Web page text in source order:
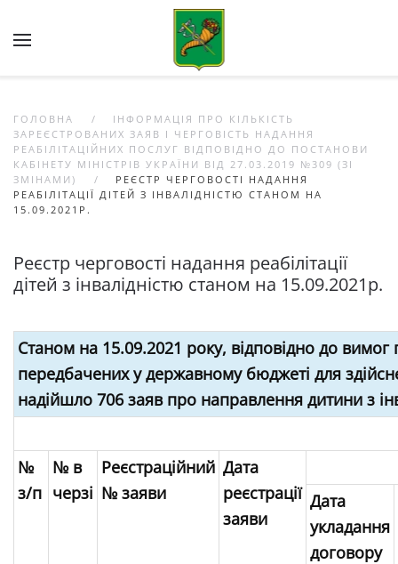
Skip to main content
ГОЛОВНА
ІНФОРМАЦІЯ ПРО КІЛЬКІСТЬ
ЗАРЕЄСТРОВАНИХ ЗАЯВ І ЧЕРГОВІСТЬ НАДАННЯ
РЕАБІЛІТАЦІЙНИХ ПОСЛУГ ВІДПОВІДНО ДО ПОСТАНОВИ
КАБІНЕТУ МІНІСТРІВ УКРАЇНИ ВІД 27.03.2019 №309 (ЗІ
ЗМІНАМИ)
РЕЄСТР ЧЕРГОВОСТІ НАДАННЯ
РЕАБІЛІТАЦІЇ ДІТЕЙ З ІНВАЛІДНІСТЮ СТАНОМ НА
15.09.2021Р.
Реєстр черговості надання реабілітації
дітей з інвалідністю станом на 15.09.2021р.
Станом на 15.09.2021 року, відповідно до
передбачених у державному бюджеті для
надійшло 706 заяв про направлення дитини з
№
з/п
№ в
черзі
Реєстраційний
№ заяви
Дата
реєстрації
заяви
Дата
укладання
договору